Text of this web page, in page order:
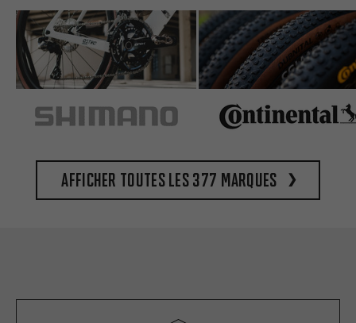
Afficher toutes les 377 marques